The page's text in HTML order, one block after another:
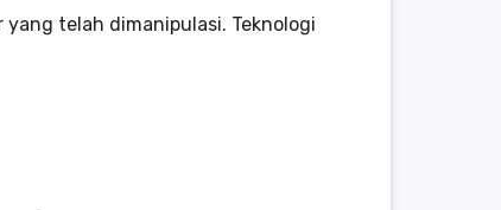
telah dimanipulasi. Teknologi